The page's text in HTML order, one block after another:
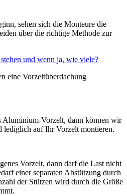
sehen sich die Monteure die
über die richtige Methode zur
und wenn ja, wie viele?
eine Vorzeltüberdachung
Aluminium-Vorzelt, dann können wir
lediglich auf Ihr Vorzelt montieren.
Vorzelt, dann darf die Last nicht
einer separaten Abstützung durch
der Stützen wird durch die Größe